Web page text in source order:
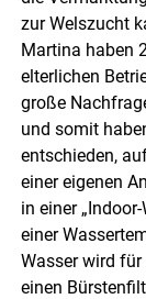
zur Welszucht
Martina haben
elterlichen
große
und somit
entschieden,
einer eigenen
in einer
einer
Wasser wird
einen